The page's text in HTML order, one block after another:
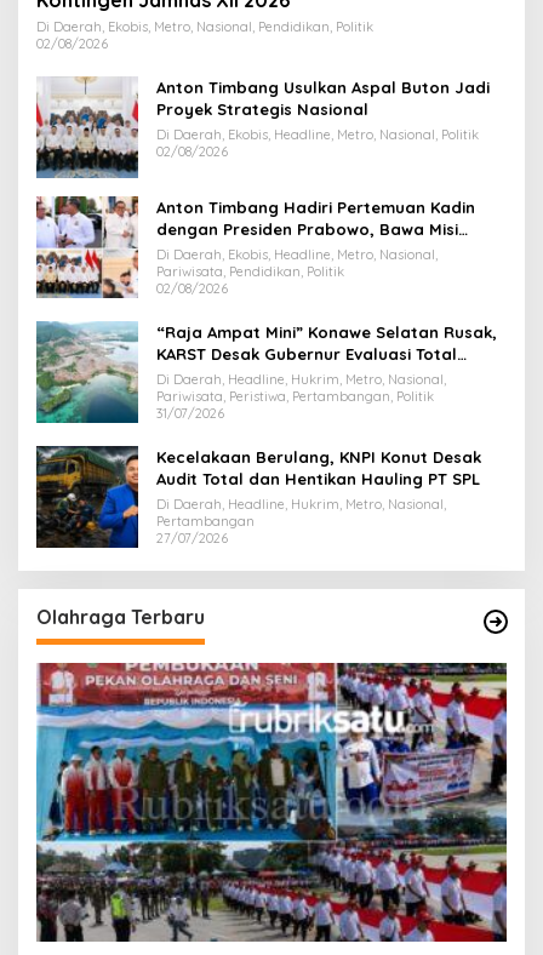
Di Daerah, Ekobis, Metro, Nasional, Pendidikan, Politik
02/08/2026
Anton Timbang Usulkan Aspal Buton Jadi
Proyek Strategis Nasional
Di Daerah, Ekobis, Headline, Metro, Nasional, Politik
02/08/2026
Anton Timbang Hadiri Pertemuan Kadin
dengan Presiden Prabowo, Bawa Misi
Majukan Ekonomi Sultra
Di Daerah, Ekobis, Headline, Metro, Nasional,
Pariwisata, Pendidikan, Politik
02/08/2026
“Raja Ampat Mini” Konawe Selatan Rusak,
KARST Desak Gubernur Evaluasi Total
Dispar Sultra
Di Daerah, Headline, Hukrim, Metro, Nasional,
Pariwisata, Peristiwa, Pertambangan, Politik
31/07/2026
Kecelakaan Berulang, KNPI Konut Desak
Audit Total dan Hentikan Hauling PT SPL
Di Daerah, Headline, Hukrim, Metro, Nasional,
Pertambangan
27/07/2026
Olahraga Terbaru